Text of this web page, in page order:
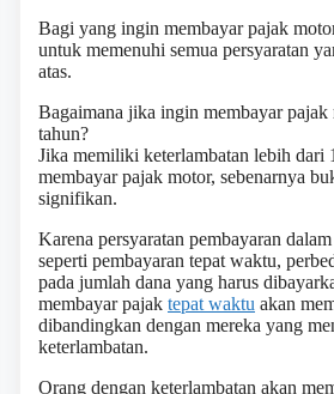
Bagi yang ingin membayar pajak
untuk memenuhi semua persyaratan
atas.
Bagaimana jika ingin membayar pajak
tahun?
Jika memiliki keterlambatan lebih dari
membayar pajak motor, sebenarnya
signifikan.
Karena persyaratan pembayaran
seperti pembayaran tepat waktu,
pada jumlah dana yang harus
membayar pajak tepat waktu akan
dibandingkan dengan mereka yang
keterlambatan.
Orang dengan keterlambatan akan